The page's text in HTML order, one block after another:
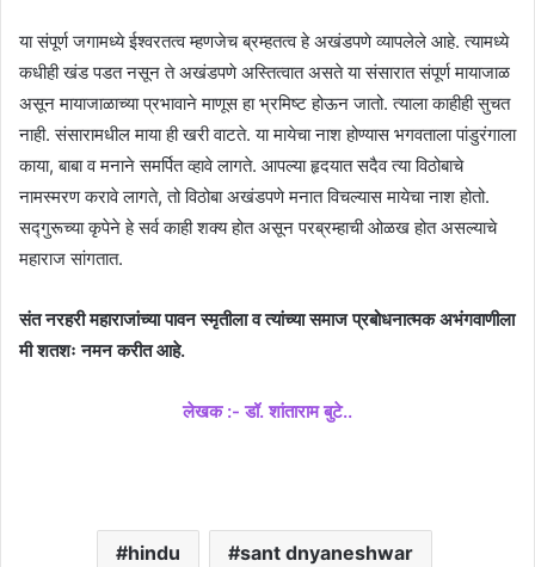
या संपूर्ण जगामध्ये ईश्वरतत्व म्हणजेच ब्रम्हतत्व हे अखंडपणे व्यापलेले आहे. त्यामध्ये
कधीही खंड पडत नसून ते अखंडपणे अस्तित्वात असते या संसारात संपूर्ण मायाजाळ
असून मायाजाळाच्या प्रभावाने माणूस हा भ्रमिष्ट होऊन जातो. त्याला काहीही सुचत
नाही. संसारामधील माया ही खरी वाटते. या मायेचा नाश होण्यास भगवताला पांडुरंगाला
काया, बाबा व मनाने समर्पित व्हावे लागते. आपल्या हृदयात सदैव त्या विठोबाचे
नामस्मरण करावे लागते, तो विठोबा अखंडपणे मनात विचल्यास मायेचा नाश होतो.
सद्गुरूच्या कृपेने हे सर्व काही शक्य होत असून परब्रम्हाची ओळख होत असल्याचे
महाराज सांगतात.
संत नरहरी महाराजांच्या पावन स्मृतीला व त्यांच्या समाज प्रबोधनात्मक अभंगवाणीला
मी शतशः नमन करीत आहे.
लेखक :- डॉ. शांताराम बुटे..
hindu sant dnyaneshwar